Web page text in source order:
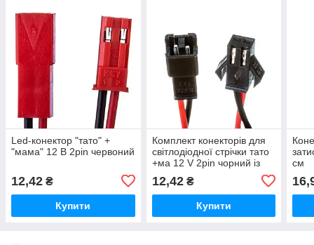
Led-конектор "тато" +
"мама" 12 В 2pin червоний
12,42 ₴
Купити
Комплект конекторів для
світлодіодної стрічки тато
+ма 12 V 2pin чорний із
12,42₴
Купити
см